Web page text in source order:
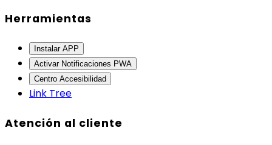
Herramientas
Instalar APP
Activar Notificaciones PWA
Centro Accesibilidad
Link Tree
Atención al cliente